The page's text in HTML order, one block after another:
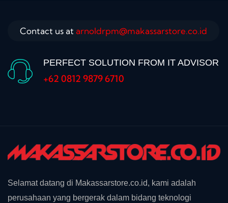
Contact us at arnoldrpm@makassarstore.co.id
PERFECT SOLUTION FROM IT ADVISOR
+62 0812 9879 6710
Selamat datang di Makassarstore.co.id, kami adalah
perusahaan yang bergerak dalam bidang teknologi